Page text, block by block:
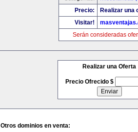
Precio:
Realizar una
Visitar!
Serán consideradas
Realizar una Oferta
Precio Ofrecido $
Otros dominios en venta: